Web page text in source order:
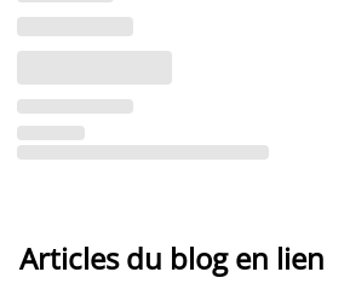
Articles du blog en lien